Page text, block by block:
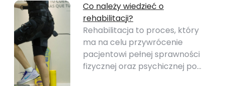
Co należy wiedzieć o
rehabilitacji?
Rehabilitacja to proces, który
ma na celu przywrócenie
pacjentowi pełnej sprawności
fizycznej oraz psychicznej po…